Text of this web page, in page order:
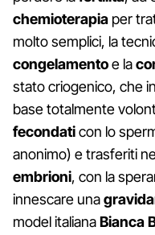
chemioterapia per
molto semplici, la
congelamentoe la
stato criogenico, che
base totalmente
fecondaticon lo
anonimo) e trasferiti
embrioni, con la
innescare una
model italianaBianca